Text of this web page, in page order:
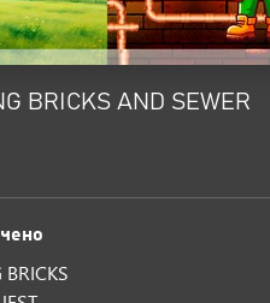
BRICKS AND SEWER
BRICKS